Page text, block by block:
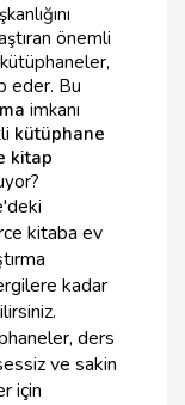
önemli
eder. Bu
imkanı
kütüphane
kitap
kitaba ev
kadar
ders
ve sakin
için